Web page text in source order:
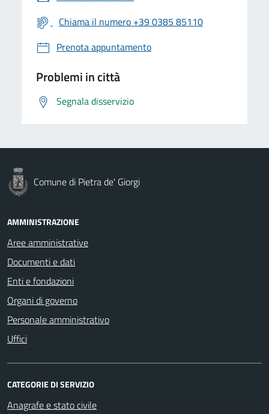
Chiama il numero +39 0385 85110
Prenota appuntamento
Problemi in città
Segnala disservizio
Comune di Pietra de' Giorgi
AMMINISTRAZIONE
Aree amministrative
Documenti e dati
Enti e fondazioni
Organi di governo
Personale amministrativo
Uffici
CATEGORIE DI SERVIZIO
Anagrafe e stato civile